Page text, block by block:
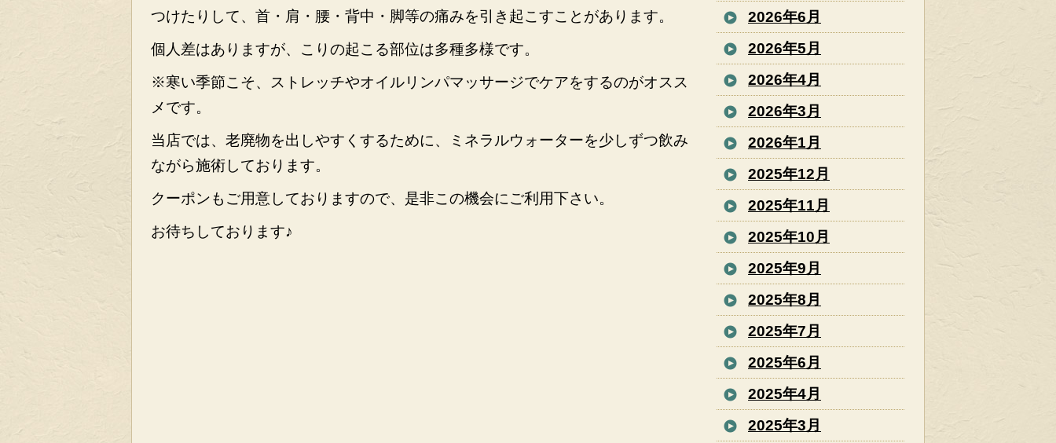
つけたりして、首・肩・腰・背中・脚等の痛みを引き起こすことがあります。
個人差はありますが、こりの起こる部位は多種多様です。
※寒い季節こそ、ストレッチやオイルリンパマッサージでケアをするのがオスス
メです。
当店では、老廃物を出しやすくするために、ミネラルウォーターを少しずつ飲み
ながら施術しております。
クーポンもご用意しておりますので、是非この機会にご利用下さい。
お待ちしております♪
2026年6月
2026年5月
2026年4月
2026年3月
2026年1月
2025年12月
2025年11月
2025年10月
2025年9月
2025年8月
2025年7月
2025年6月
2025年4月
2025年3月